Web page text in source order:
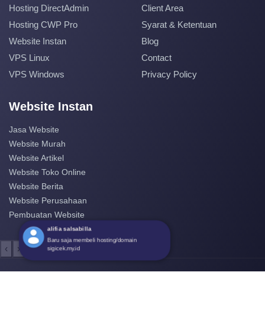
Hosting DirectAdmin
Hosting CWP Pro
Website Instan
VPS Linux
VPS Windows
Client Area
Syarat & Ketentuan
Blog
Contact
Privacy Policy
Website Instan
Jasa Website
Website Murah
Website Artikel
Website Toko Online
Website Berita
Website Perusahaan
Pembuatan Website
‹ ›
alifia salsabilla
Baru saja membeli hosting/domain
sigicek.my.id